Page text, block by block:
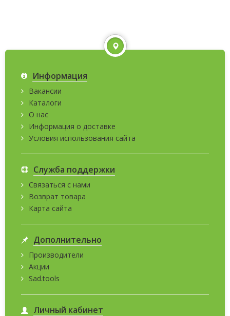
Информация
Вакансии
Каталоги
О нас
Информация о доставке
Условия использования сайта
Служба поддержки
Связаться с нами
Возврат товара
Карта сайта
Дополнительно
Производители
Акции
Sad.tools
Личный кабинет